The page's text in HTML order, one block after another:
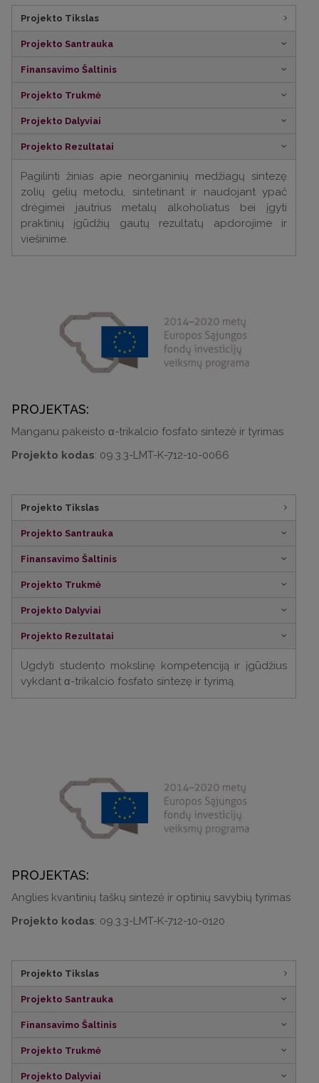
Projekto Tikslas
Projekto Santrauka
Finansavimo Šaltinis
Projekto Trukmė
Projekto Dalyviai
Projekto Rezultatai
Pagilinti žinias apie neorganinių medžiagų sintezę
zolių gelių metodu, sintetinant ir naudojant ypač
drėgimei jautrius metalų alkoholiatus bei įgyti
praktinių įgūdžių gautų rezultatų apdorojime ir
viešinime.
PROJEKTAS:
Manganu pakeisto α-trikalcio fosfato sintezė ir tyrimas
Projekto kodas: 09.3.3-LMT-K-712-10-0066
Projekto Tikslas
Projekto Santrauka
Finansavimo Šaltinis
Projekto Trukmė
Projekto Dalyviai
Projekto Rezultatai
Ugdyti studento mokslinę kompetenciją ir įgūdžius
vykdant α-trikalcio fosfato sintezę ir tyrimą.
PROJEKTAS:
Anglies kvantinių taškų sintezė ir optinių savybių tyrimas
Projekto kodas: 09.3.3-LMT-K-712-10-0120
Projekto Tikslas
Projekto Santrauka
Finansavimo Šaltinis
Projekto Trukmė
Projekto Dalyviai